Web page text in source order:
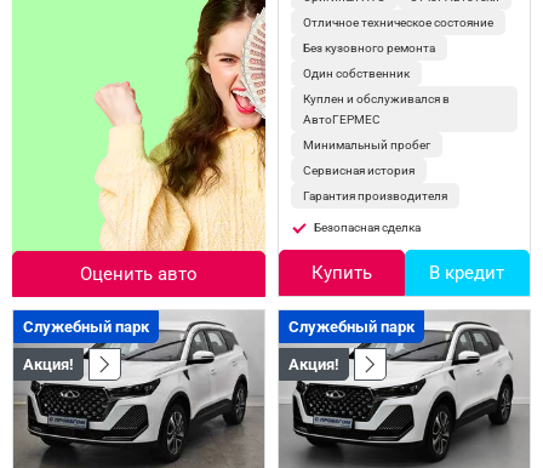
Оценить авто
Отличное техническое состояние
Без кузовного ремонта
Один собственник
Куплен и обслуживался в
АвтоГЕРМЕС
Минимальный пробег
Сервисная история
Гарантия производителя
Безопасная сделка
Купить В кредит
Служебный парк
Акция!
Служебный парк
Акция!